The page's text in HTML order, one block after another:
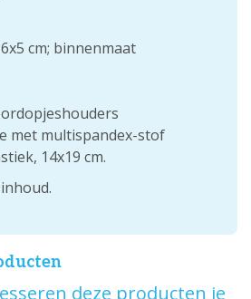
cm; binnenmaat
met multispandex-stof
14x19 cm.
deze producten je